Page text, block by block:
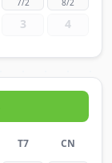
7/2 8/2
3 4
T7 CN